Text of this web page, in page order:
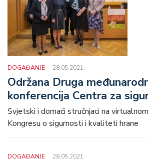
DOGAĐANJE 28.05.2021.
Održana Druga
konferencija Centra za
kvalitetu hrane
Svjetski i domaći stručnjaci na
Kongresu o sigurnosti i kvaliteti hrane
DOGAĐANJE 28.05.2021.